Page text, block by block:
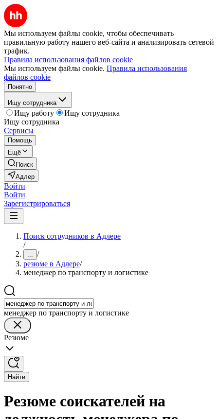
Мы используем файлы cookie, чтобы обеспечивать
правильную работу нашего веб-сайта и анализировать сетевой
трафик.
Правила использования файлов cookie
Мы используем файлы cookie. Правила использования
файлов cookie
Понятно
Ищу сотрудника
Ищу работу
Ищу сотрудника
Ищу сотрудника
Сервисы
Помощь
Ещё
Поиск
Адлер
Войти
Войти
Зарегистрироваться
Поиск сотрудников в Адлере
/
... /
резюме в Адлере/
менеджер по транспорту и логистике
менеджер по транспорту и логистике
Резюме
Найти
Резюме соискателей на